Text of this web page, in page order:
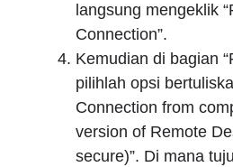
langsung mengeklik
Connection”.
Kemudian di bagian
pilihlah opsi
Connection from
version of Remote
secure)”. Di mana